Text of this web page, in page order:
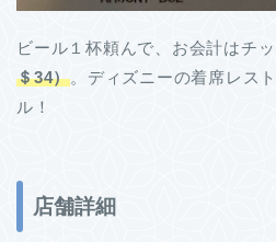
ビール１杯頼んで、お会計はチ
＄34）。ディズニーの着席レス
ル！
店舗詳細